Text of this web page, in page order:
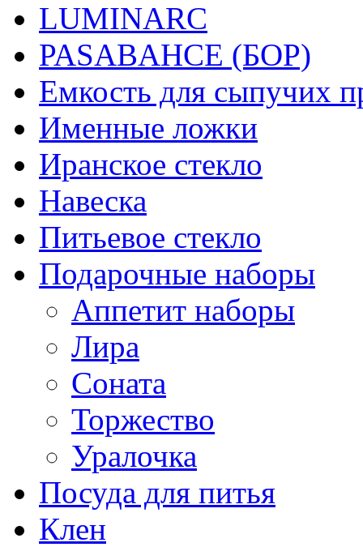
LUMINARC
PASABAHCE (БОР)
Емкость для сыпучих
Именные ложки
Иранское стекло
Навеска
Питьевое стекло
Подарочные наборы
Аппетит наборы
Лира
Соната
Торжество
Уралочка
Посуда для питья
Клен